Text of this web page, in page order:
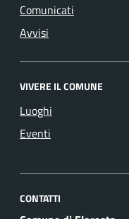
Comunicati
Avvisi
VIVERE IL COMUNE
Luoghi
Eventi
CONTATTI